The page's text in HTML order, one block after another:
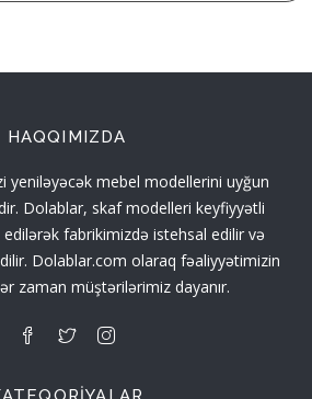
HAQQIMIZDA
yeniləyəcək mebel modellerini uyğun
Dolablar, skaf modelleri keyfiyyətli
fabrikimizdə istehsal edilir və
Dolablar.com olaraq fəaliyyətimizin
zaman müştərilərimiz dayanır.